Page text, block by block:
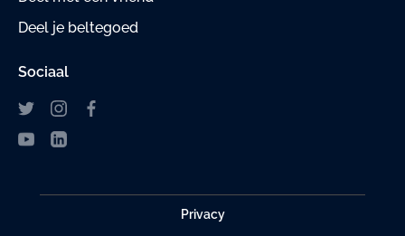
Deel je beltegoed
Sociaal
Privacy